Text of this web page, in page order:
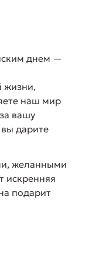
днем —
жизни,
наш мир
вашу
дарите
желанными
искренняя
подарит